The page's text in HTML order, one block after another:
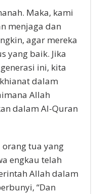
Maka, kami
menjaga dan
agar mereka
yang baik. Jika
ini, kita
dalam
Allah
dalam Al-Quran
tua yang
engkau telah
Allah dalam
“Dan